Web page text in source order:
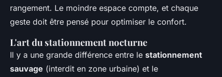
rangement. Le moindre espace compte, et chaque
geste doit être pensé pour optimiser le confort.
L'art du stationnement nocturne
Il y a une grande différence entre le stationnement
sauvage (interdit en zone urbaine) et le